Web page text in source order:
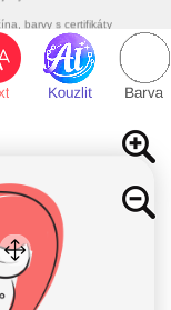
technologie